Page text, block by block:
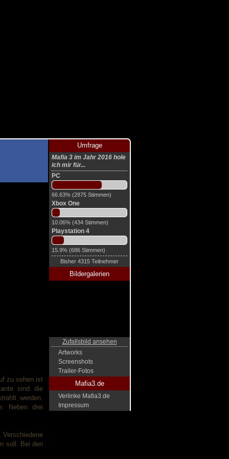
Umfrage
Mafia 3 im Jahr 2016 hole
ich mir für...
PC
66.63% (2875 Stimmen)
Xbox One
10.06% (434 Stimmen)
Playstation 4
15.9% (686 Stimmen)
Bisher 4315 Teilnehmer
Bildergalerien
Zufallsbild ansehen
Artworks
Screenshots
Trailer-Fotos
Mafia3.de
Verlinke Mafia3.de
Impressum
zu sehen ist
sind die
werden.
Neben drei
Verschiedene
soll. Bei den